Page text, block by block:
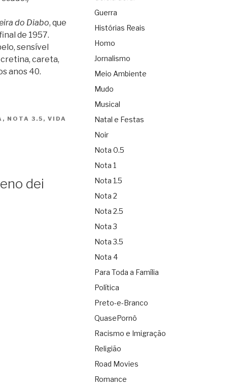
do Diabo, que
de 1957.
sensível
careta,
anos 40.
, NOTA 3.5 , VIDA
dei
Guerra
Histórias Reais
Homo
Jornalismo
Meio Ambiente
Mudo
Musical
Natal e Festas
Noir
Nota 0.5
Nota 1
Nota 1.5
Nota 2
Nota 2.5
Nota 3
Nota 3.5
Nota 4
Para Toda a Família
Política
Preto-e-Branco
QuasePornô
Racismo e Imigração
Religião
Road Movies
Romance